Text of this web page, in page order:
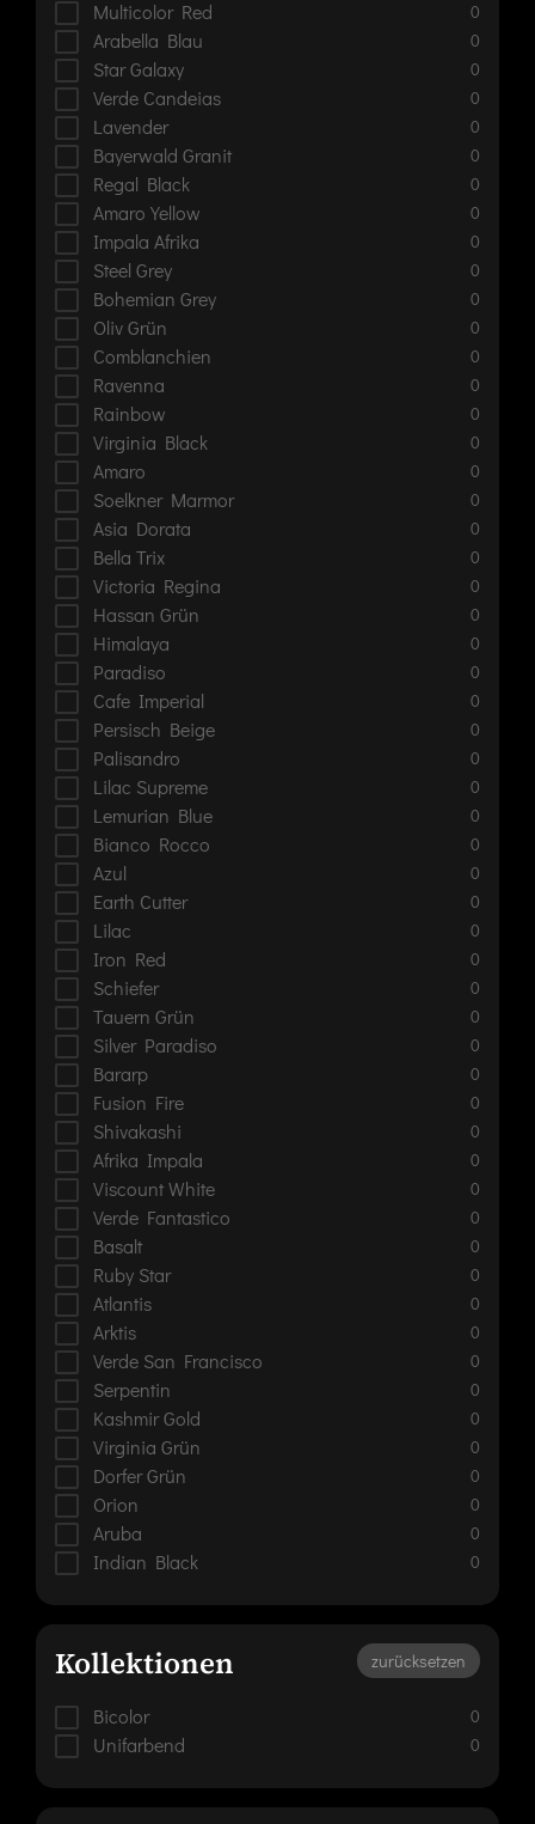
Multicolor Red 0
Arabella Blau 0
Star Galaxy 0
Verde Candeias 0
Lavender 0
Bayerwald Granit 0
Regal Black 0
Amaro Yellow 0
Impala Afrika 0
Steel Grey 0
Bohemian Grey 0
Oliv Grün 0
Comblanchien 0
Ravenna 0
Rainbow 0
Virginia Black 0
Amaro 0
Soelkner Marmor 0
Asia Dorata 0
Bella Trix 0
Victoria Regina 0
Hassan Grün 0
Himalaya 0
Paradiso 0
Cafe Imperial 0
Persisch Beige 0
Palisandro 0
Lilac Supreme 0
Lemurian Blue 0
Bianco Rocco 0
Azul 0
Earth Cutter 0
Lilac 0
Iron Red 0
Schiefer 0
Tauern Grün 0
Silver Paradiso 0
Bararp 0
Fusion Fire 0
Shivakashi 0
Afrika Impala 0
Viscount White 0
Verde Fantastico 0
Basalt 0
Ruby Star 0
Atlantis 0
Arktis 0
Verde San Francisco 0
Serpentin 0
Kashmir Gold 0
Virginia Grün 0
Dorfer Grün 0
Orion 0
Aruba 0
Indian Black 0
Kollektionen zurücksetzen
Bicolor 0
Unifarbend 0